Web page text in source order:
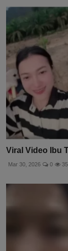
Viral Video Ibu
Mar 30, 2026 0